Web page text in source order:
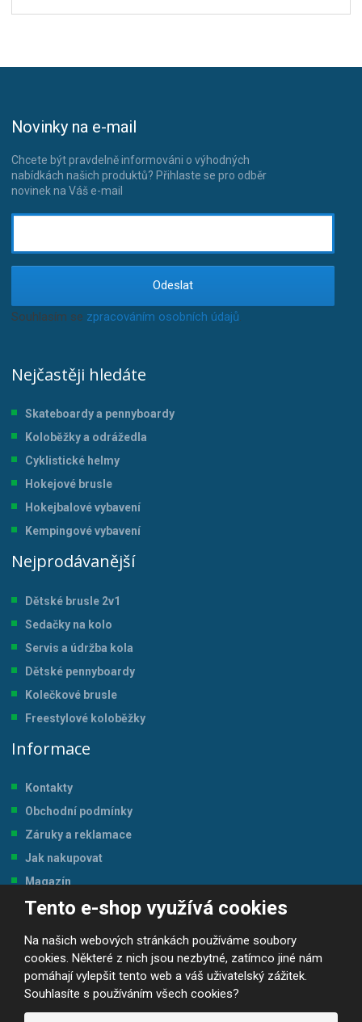
Tento e-shop využívá cookies
Na našich webových stránkách používáme soubory
cookies. Některé z nich jsou nezbytné, zatímco jiné nám
pomáhají vylepšit tento web a váš uživatelský zážitek.
Souhlasíte s používáním všech cookies?
Novinky na e-mail
Chcete být pravdelně informováni o výhodných
nabídkách našich produktů? Přihlaste se pro odběr
novinek na Váš e-mail
Odeslat
Souhlasím se zpracováním osobních údajů.
Nejčastěji hledáte
Skateboardy a pennyboardy
Koloběžky a odrážedla
Cyklistické helmy
Hokejové brusle
Hokejbalové vybavení
Kempingové vybavení
Nejprodávanější
Dětské brusle 2v1
Sedačky na kolo
Servis a údržba kola
Dětské pennyboardy
Kolečkové brusle
Freestylové koloběžky
Informace
Kontakty
Obchodní podmínky
Záruky a reklamace
Jak nakupovat
Magazín
Tabulka velikostí
© 2026, JP-SPORT.CZ SPORTOVNÍ POTŘEBY
Prohlášení o přístupnosti |Mapa stránek ||GDPR